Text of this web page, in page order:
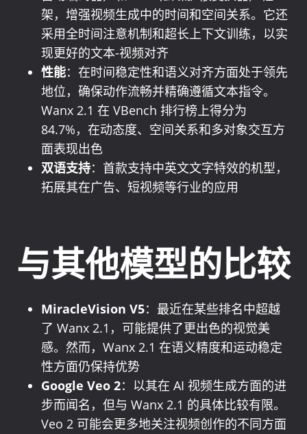
架，增强视频生成中的时间和空间关系。它还
采用全时间注意机制和超长上下文训练，以实
现更好的文本-视频对齐
性能：在时间稳定性和语义对齐方面处于领先
地位，确保动作流畅并精确遵循文本指令。
Wanx 2.1 在 VBench 排行榜上得分为
84.7%，在动态度、空间关系和多对象交互方
面表现出色
双语支持：首款支持中英文文字特效的机型，
拓展其在广告、短视频等行业的应用
与其他模型的比较
MiracleVision V5：最近在某些排名中超越
了 Wanx 2.1，可能提供了更出色的视觉美
感。然而，Wanx 2.1 在语义精度和运动稳定
性方面仍保持优势
Google Veo 2：以其在 AI 视频生成方面的进
步而闻名，但与 Wanx 2.1 的具体比较有限。
Veo 2 可能会更多地关注视频创作的不同方面